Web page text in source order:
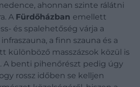
ahonnan szinte rálátni
A Fürdőházban emellett
és spalehetőség várja a
a finn szauna és a
különböző masszázsok közül is
A benti pihenőrészt pedig úgy
rossz időben se kelljen